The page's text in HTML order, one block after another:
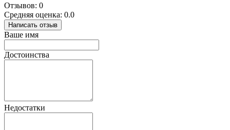
Отзывов: 0
Средняя оценка: 0.0
Написать отзыв
Ваше имя
Достоинства
Недостатки